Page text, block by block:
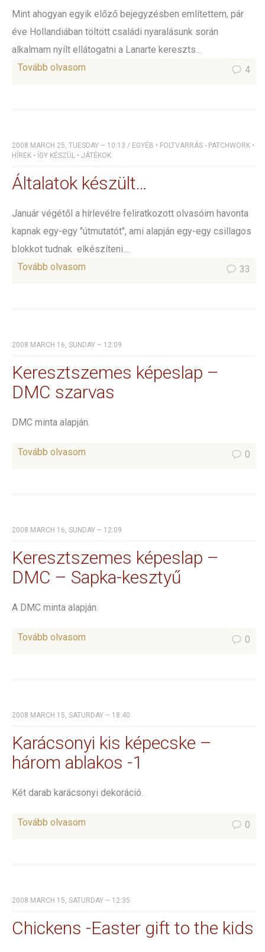
Mint ahogyan egyik előző bejegyzésben említettem, pár
éve Hollandiában töltött családi nyaralásunk során
alkalmam nyílt ellátogatni a Lanarte kereszts...
Tovább olvasom
4
2008 MARCH 25, TUESDAY – 10:13 / EGYÉB • FOLTVARRÁS - PATCHWORK •
HÍREK • ÍGY KÉSZÜL • JÁTÉKOK
Általatok készült…
Január végétől a hírlevélre feliratkozott olvasóim havonta
kapnak egy-egy "útmutatót", ami alapján egy-egy csillagos
blokkot tudnak elkészíteni....
Tovább olvasom
33
2008 MARCH 16, SUNDAY – 12:09
Keresztszemes képeslap –
DMC szarvas
DMC minta alapján.
Tovább olvasom 0
2008 MARCH 16, SUNDAY – 12:09
Keresztszemes képeslap –
DMC – Sapka-kesztyű
A DMC minta alapján.
Tovább olvasom 0
2008 MARCH 15, SATURDAY – 18:40
Karácsonyi kis képecske –
három ablakos -1
Két darab karácsonyi dekoráció.
Tovább olvasom 0
2008 MARCH 15, SATURDAY – 12:35
Chickens -Easter gift to the kids